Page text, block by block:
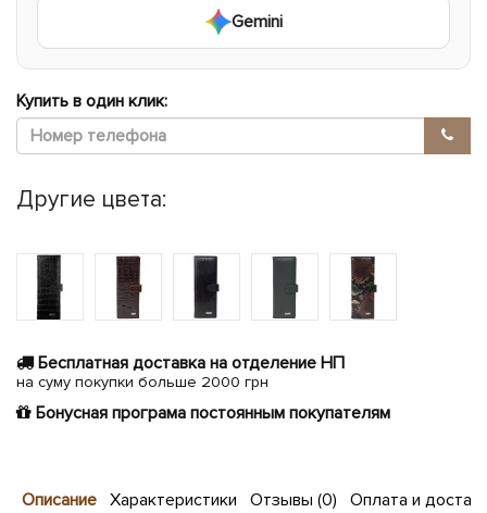
Gemini
Купить в один клик:
Другие цвета:
Бесплатная доставка на отделение НП
на суму покупки больше 2000 грн
Бонусная програма постоянным покупателям
Описание Характеристики Отзывы (0) Оплата и